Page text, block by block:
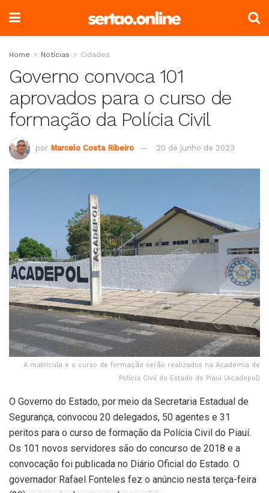
Home Notícias Cidades
Governo convoca 101
aprovados para o curso de
formação da Polícia Civil
por Marcelo Costa Ribeiro 20 de junho de 2023
A matrícula e o curso de formação serão realizados na Academia de
Polícia Civil do Estado do Piauí (Acadepol)
O Governo do Estado, por meio da Secretaria Estadual de
Segurança, convocou 20 delegados, 50 agentes e 31
peritos para o curso de formação da Polícia Civil do Piauí.
Os 101 novos servidores são do concurso de 2018 e a
convocação foi publicada no Diário Oficial do Estado. O
governador Rafael Fonteles fez o anúncio nesta terça-feira